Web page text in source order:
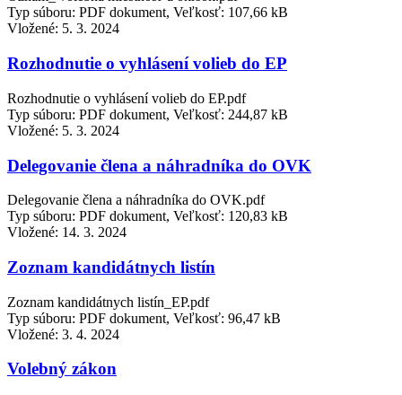
Typ súboru: PDF dokument, Veľkosť: 107,66 kB
Vložené: 5. 3. 2024
Rozhodnutie o vyhlásení volieb do EP
Rozhodnutie o vyhlásení volieb do EP.pdf
Typ súboru: PDF dokument, Veľkosť: 244,87 kB
Vložené: 5. 3. 2024
Delegovanie člena a náhradníka do OVK
Delegovanie člena a náhradníka do OVK.pdf
Typ súboru: PDF dokument, Veľkosť: 120,83 kB
Vložené: 14. 3. 2024
Zoznam kandidátnych listín
Zoznam kandidátnych listín_EP.pdf
Typ súboru: PDF dokument, Veľkosť: 96,47 kB
Vložené: 3. 4. 2024
Volebný zákon